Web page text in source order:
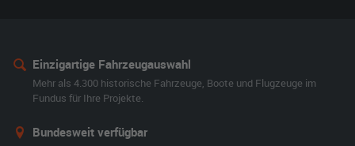
Einzigartige Fahrzeugauswahl
Mehr als 4.300 historische Fahrzeuge, Boote und Flugzeuge im
Fundus für Ihre Projekte.
Bundesweit verfügbar